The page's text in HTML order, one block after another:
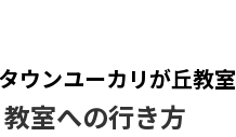
ウンユーカリが丘教
教室への行き方